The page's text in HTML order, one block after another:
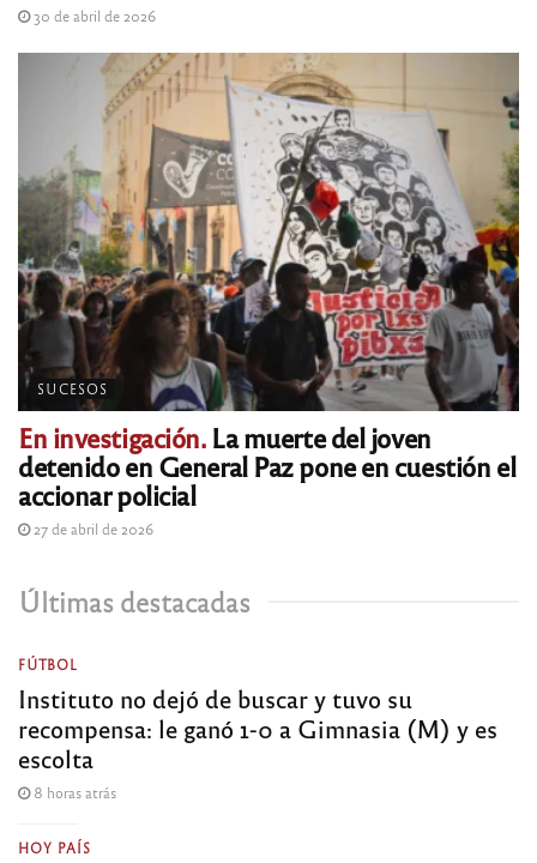
30 de abril de 2026
SUCESOS
En investigación.La muerte del joven
detenido en General Paz pone en cuestión el
accionar policial
27 de abril de 2026
Últimas destacadas
FÚTBOL
Instituto no dejó de buscar y tuvo su
recompensa: le ganó 1-0 a Gimnasia (M) y es
escolta
8 horas atrás
HOY PAÍS